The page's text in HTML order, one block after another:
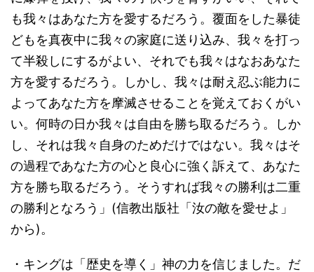
も我々はあなた方を愛するだろう。覆面をした暴徒
どもを真夜中に我々の家庭に送り込み、我々を打っ
て半殺しにするがよい、それでも我々はなおあなた
方を愛するだろう。しかし、我々は耐え忍ぶ能力に
よってあなた方を摩滅させることを覚えておくがい
い。何時の日か我々は自由を勝ち取るだろう。しか
し、それは我々自身のためだけではない。我々はそ
の過程であなた方の心と良心に強く訴えて、あなた
方を勝ち取るだろう。そうすれば我々の勝利は二重
の勝利となろう」(信教出版社「汝の敵を愛せよ」
から)。
・キングは「歴史を導く」神の力を信じました。だ